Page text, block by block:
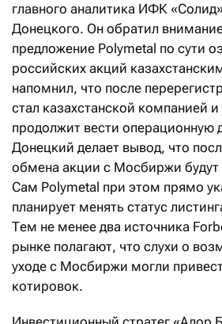
главного аналитика ИФК
Донецкого. Он обратил
предложение Polymetal по сути
российских акций
напомнил, что после
стал казахстанской компанией
продолжит вести операционную
Донецкий делает вывод, что
обмена акции с Мосбиржи будут
Сам Polymetal при этом прямо
планирует менять статус
Тем не менее два источника
рынке полагают, что слухи о
уходе с Мосбиржи могли
котировок.